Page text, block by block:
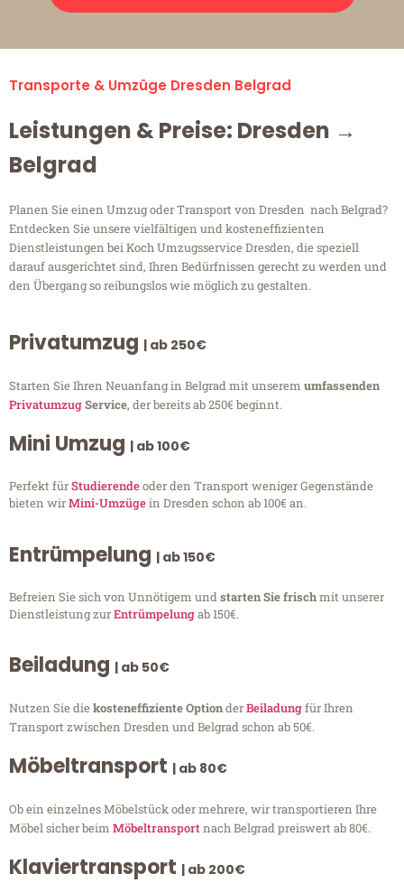
Transporte & Umzüge Dresden Belgrad
Leistungen & Preise: Dresden →
Belgrad
Planen Sie einen Umzug oder Transport von Dresden nach Belgrad?
Entdecken Sie unsere vielfältigen und kosteneffizienten
Dienstleistungen bei Koch Umzugsservice Dresden, die speziell
darauf ausgerichtet sind, Ihren Bedürfnissen gerecht zu werden und
den Übergang so reibungslos wie möglich zu gestalten.
Privatumzug | ab 250€
Starten Sie Ihren Neuanfang in Belgrad mit unserem umfassenden
PrivatumzugService, der bereits ab 250€ beginnt.
Mini Umzug | ab 100€
Perfekt fürStudierendeoder den Transport weniger Gegenstände
bieten wirMini-Umzügein Dresden schon ab 100€ an.
Entrümpelung | ab 150€
Befreien Sie sich von Unnötigem undstarten Sie frischmit unserer
Dienstleistung zurEntrümpelungab 150€.
Beiladung | ab 50€
Nutzen Sie diekosteneffiziente OptionderBeiladungfür Ihren
Transport zwischen Dresden und Belgrad schon ab 50€.
Möbeltransport | ab 80€
Ob ein einzelnes Möbelstück oder mehrere, wir transportieren Ihre
Möbel sicher beim Möbeltransportnach Belgrad preiswert ab 80€.
Klaviertransport | ab 200€